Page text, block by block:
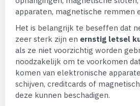
apparaten, magnetische remmen
Het is belangrijk te beseffen dat
zeer sterk zijn en ernstig letsel
als ze niet voorzichtig worden
noodzakelijk om te voorkomen
komen van elektronische
schijven, creditcards of
deze kunnen beschadigen.